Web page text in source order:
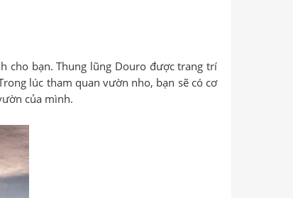
cho bạn. Thung lũng Douro được trang trí
lúc tham quan vườn nho, bạn sẽ có cơ
của mình.